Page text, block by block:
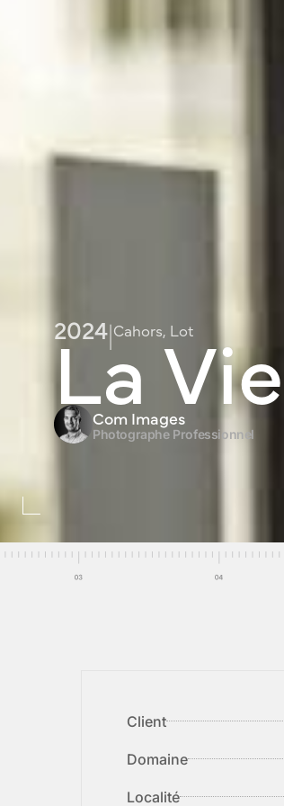
2024|Cahors, Lot
La
Com Images
Photographe Professionnel
Client
Domaine
Localité